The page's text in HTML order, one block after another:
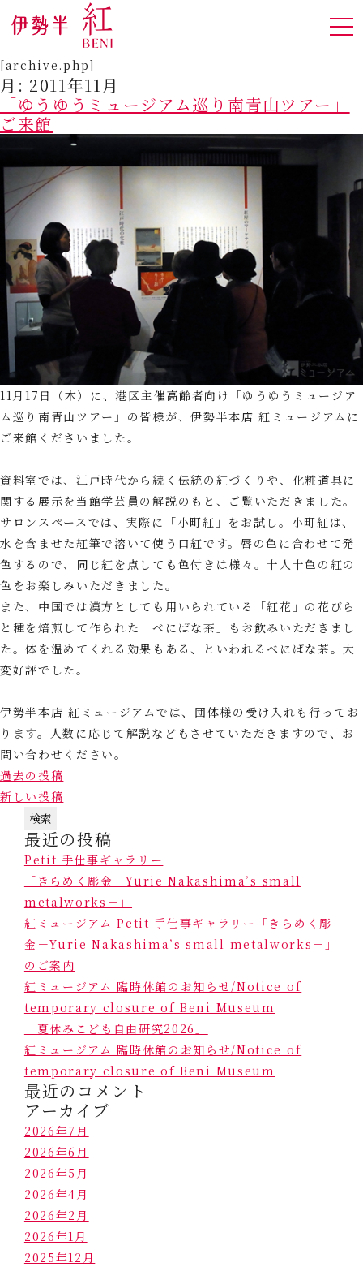
[archive.php]
月: 2011年11月
「ゆうゆうミュージアム巡り南青山ツアー」
ご来館
11月17日（木）に、港区主催高齢者向け「ゆうゆうミュージア
ム巡り南青山ツアー」の皆様が、伊勢半本店 紅ミュージアムに
ご来館くださいました。
資料室では、江戸時代から続く伝統の紅づくりや、化粧道具に
関する展示を当館学芸員の解説のもと、ご覧いただきました。
サロンスペースでは、実際に「小町紅」をお試し。小町紅は、
水を含ませた紅筆で溶いて使う口紅です。唇の色に合わせて発
色するので、同じ紅を点しても色付きは様々。十人十色の紅の
色をお楽しみいただきました。
また、中国では漢方としても用いられている「紅花」の花びら
と種を焙煎して作られた「べにばな茶」もお飲みいただきまし
た。体を温めてくれる効果もある、といわれるべにばな茶。大
変好評でした。
伊勢半本店 紅ミュージアムでは、団体様の受け入れも行ってお
ります。人数に応じて解説などもさせていただきますので、お
問い合わせください。
投
稿
過去の投稿
新しい投稿
検
索:
最近の投稿
Petit 手仕事ギャラリー
「きらめく彫金－Yurie Nakashima’s small
metalworks－」
紅ミュージアム Petit 手仕事ギャラリー「きらめく彫
金－Yurie Nakashima’s small metalworks－」
のご案内
紅ミュージアム 臨時休館のお知らせ/Notice of
temporary closure of Beni Museum
「夏休みこども自由研究2026」
紅ミュージアム 臨時休館のお知らせ/Notice of
temporary closure of Beni Museum
最近のコメント
アーカイブ
2026年7月
2026年6月
2026年5月
2026年4月
2026年2月
2026年1月
2025年12月